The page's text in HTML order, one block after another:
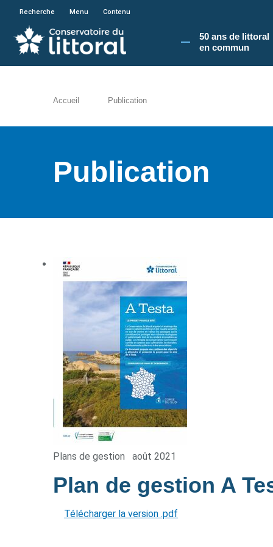
En poursuivant votre navigation sur le site
Recherche Menu Contenu
50 ans de littoral
en commun​
Accueil Publication
Publication
Plans de gestion août 2021
Plan de gestion A
Télécharger la version .pdf